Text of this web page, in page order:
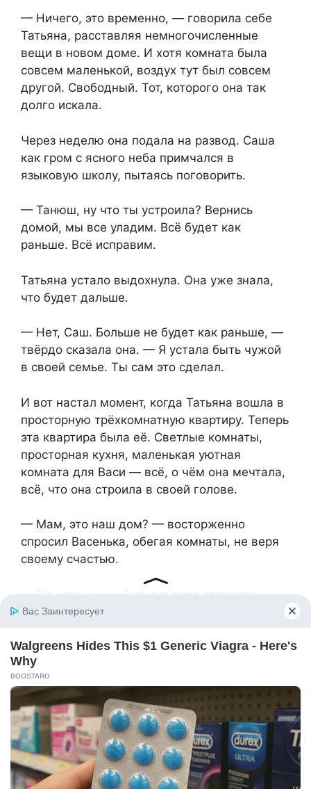
— Ничего, это временно, — говорила себе
Татьяна, расставляя немногочисленные
вещи в новом доме. И хотя комната была
совсем маленькой, воздух тут был совсем
другой. Свободный. Тот, которого она так
долго искала.
Через неделю она подала на развод. Саша
как гром с ясного неба примчался в
языковую школу, пытаясь поговорить.
— Танюш, ну что ты устроила? Вернись
домой, мы все уладим. Всё будет как
раньше. Всё исправим.
Татьяна устало выдохнула. Она уже знала,
что будет дальше.
— Нет, Саш. Больше не будет как раньше, —
твёрдо сказала она. — Я устала быть чужой
в своей семье. Ты сам это сделал.
И вот настал момент, когда Татьяна вошла в
просторную трёхкомнатную квартиру. Теперь
эта квартира была её. Светлые комнаты,
просторная кухня, маленькая уютная
комната для Васи — всё, о чём она мечтала,
всё, что она строила в своей голове.
— Мам, это наш дом? — восторженно
спросил Васенька, обегая комнаты, не веря
своему счастью.
усмехнувшись. — Теперь это наш дом.
Но Галина Петровна не сдавалась. Всё было
по-старому — она приходила, звонила, через
знакомых пыталась передать, что Саша
изменился, что он осознал свои ошибки.
— Танечка, ну зачем тебе мучиться одной?
— пыталась уговорить её свекровь. —
Вернись, мы всё исправим.